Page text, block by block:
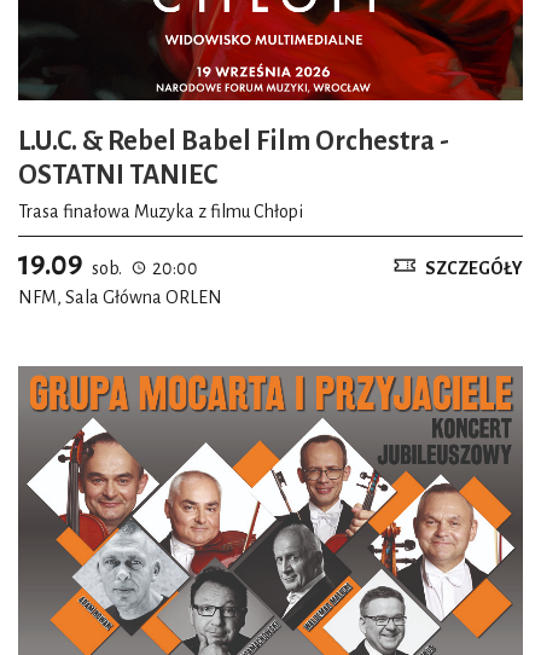
L.U.C. & Rebel Babel Film Orchestra -
OSTATNI TANIEC
Trasa finałowa Muzyka z filmu Chłopi
19.09 sob.
20:00
NFM, Sala Główna ORLEN
SZCZEGÓŁY